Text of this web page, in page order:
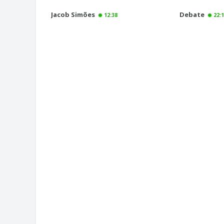
Jacob Simões 12:38 Debate